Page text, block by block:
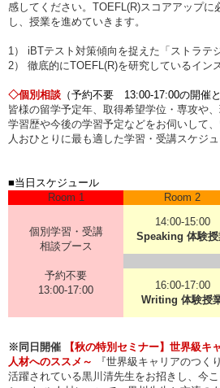
感してください。TOEFL(R)スコアアップに
し、授業を進めていきます。
1） iBTテスト対策傾向を捉えた「ストラテ
2） 徹底的にTOEFL(R)を研究しているイン
◇個別相談 （予約不要 13:00-17:00の開催
皆様の留学予定年、取得希望学位・専攻や
学習歴や今後の学習予定などをお伺いして
人おひとりに最も適した学習・受講スケジ
■当日スケジュール
Room 1
Room 2
個別学習・受講
相談ブース
予約不要
13:00-17:00
14:00-15:00
Speaking 体験授
16:00-17:00
Writing 体験授
※同日開催
【秋の特別セミナー】世界級キ
人材へのススメ～
『世界級キャリアのつく
活躍されている黒川清先生をお招きし、今